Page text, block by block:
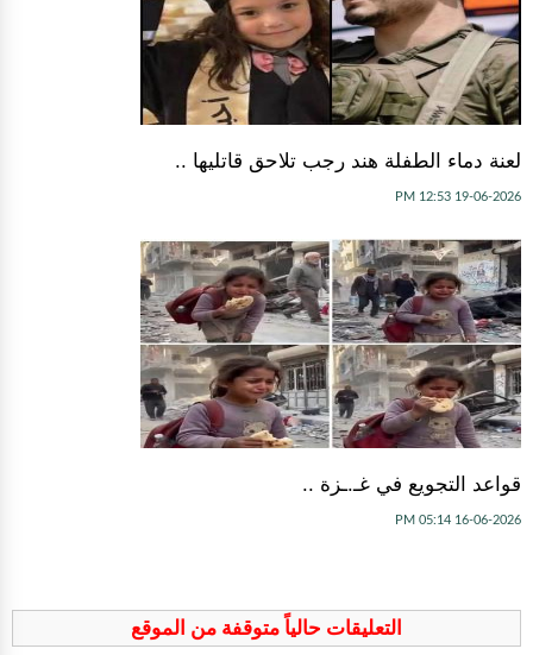
لعنة دماء الطفلة هند رجب تلاحق قاتليها ..
19-06-2026 12:53 PM
قواعد التجويع في غـ.ـزة ..
16-06-2026 05:14 PM
التعليقات حالياً متوقفة من الموقع